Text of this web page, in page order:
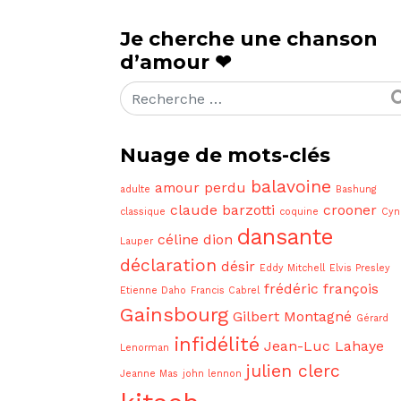
Je cherche une chanson
d’amour ❤
Rechercher
Nuage de mots-clés
adulte amour perdu balavoine
Bashung
classique claude barzotti coquine crooner
Lauper céline dion dansante
déclaration désir Eddy Mitchell Elvis Presley
Etienne Daho
Francis Cabrel frédéric françois
Gainsbourg Gilbert Montagné Gérard
Lenorman infidélité Jean-Luc Lahaye
Jeanne Mas john lennon julien clerc